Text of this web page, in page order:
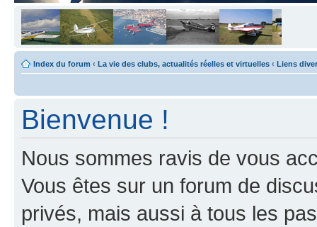
Index du forum ‹ La vie des clubs, actualités réelles et virtuelles ‹ Liens
Bienvenue !
Nous sommes ravis de vous
Vous êtes sur un forum de
privés, mais aussi à tous les